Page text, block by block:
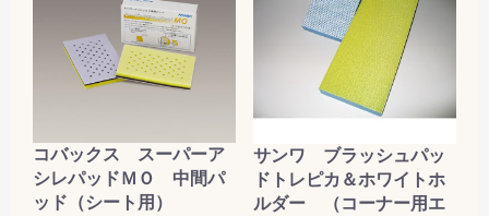
コバックス スーパーア
シレパッドＭＯ 中間パ
ッド（シート用）
サンワ ブラッシュパッ
ドトレピカ＆ホワイトホ
ルダー （コーナー用エ